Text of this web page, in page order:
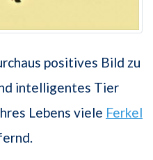
positives Bild zu
intelligentes Tier
Lebens viele Ferkel